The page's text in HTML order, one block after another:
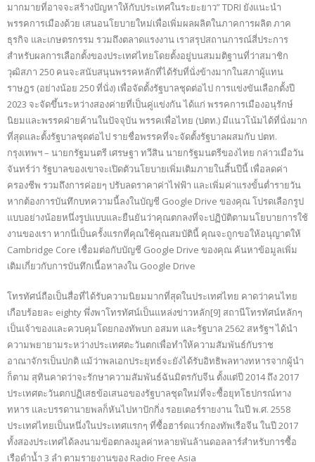
มากมายที่อาจจะสร้างปัญหาให้กับประเทศในระยะยาว” TDRI ยังแนะนำ
พรรคการเมืองด้วย เสนอนโยบายใหม่เพื่อเพิ่มผลผลิตในภาคการผลิต ภาค
ธุรกิจ และเกษตรกรรม รวมถึงตลาดแรงงาน เราสรุปสถานการณ์สี่ประการ
สำหรับผลการเลือกตั้งของประเทศไทยโดยตั้งอยู่บนสมมติฐานที่ว่าสมาชิก
วุฒิสภา 250 คนจะสนับสนุนพรรคหลักที่ได้รับที่นั่งข้างมากในสภาผู้แทน
ราษฎร (อย่างน้อย 250 ที่นั่ง) เพื่อจัดตั้งรัฐบาลชุดต่อไป การแข่งขันเลือกตั้งปี
2023 จะจัดขึ้นระหว่างสองค่ายที่เป็นคู่แข่งกัน ได้แก่ พรรคการเมืองอนุรักษ์
นิยมและพรรคฝ่ายค้านในปัจจุบัน พรรคเพื่อไทย (ปตท.) มีแนวโน้มได้ที่นั่งมาก
ที่สุดและตั้งรัฐบาลชุดต่อไป รายชื่อพรรคที่จะจัดตั้งรัฐบาลผสมกับ ปตท.
กรุงเทพฯ – นายกรัฐมนตรี เศรษฐา ทวีสิน นายกรัฐมนตรีของไทย กล่าวเมื่อวัน
จันทร์ว่า รัฐบาลของเขาจะเปิดตัวนโยบายเพิ่มเติมภายในสิ้นปีนี้ เพื่อลดค่า
ครองชีพ รวมถึงการค่อยๆ ปรับลดราคาค่าไฟฟ้า และเพิ่มค่าแรงขั้นต่ำรายวัน
หากต้องการบันทึกบทความนี้ลงในบัญชี Google Drive ของคุณ โปรดเลือกรูป
แบบอย่างน้อยหนึ่งรูปแบบและยืนยันว่าคุณตกลงที่จะปฏิบัติตามนโยบายการใช้
งานของเรา หากนี่เป็นครั้งแรกที่คุณใช้คุณสมบัตินี้ คุณจะถูกขอให้อนุญาตให้
Cambridge Core เชื่อมต่อกับบัญชี Google Drive ของคุณ ค้นหาข้อมูลเพิ่ม
เติมเกี่ยวกับการบันทึกเนื้อหาลงใน Google Drive
โทรทัศน์ถือเป็นสื่อที่ได้รับความนิยมมากที่สุดในประเทศไทย คาดว่าคนไทย
เกือบร้อยละ eighty พึ่งพาโทรทัศน์เป็นแหล่งข่าวหลัก[9] สถานีโทรทัศน์หลักๆ
เป็นเจ้าของและควบคุมโดยกองทัพบก อสมท และรัฐบาล 2562 สหรัฐฯ ได้นำ
ความพยายามระหว่างประเทศตะวันตกเพื่อทำให้ความสัมพันธ์กับราช
อาณาจักรเป็นปกติ แม้ว่าพลเอกประยุทธ์จะยังได้รับอิทธิพลทางทหารจากผู้นำ
ก็ตาม สุทินคาดว่าจะรักษาความสัมพันธ์ฉันมิตรกับจีน ตั้งแต่ปี 2014 ถึง 2017
ประเทศตะวันตกปฏิเสธข้อเสนอของรัฐบาลชุดใหม่ที่จะซื้อยุทโธปกรณ์ทาง
ทหาร และบรรดานายพลก็หันไปหาปักกิ่ง รอยเตอร์รายงาน ในปี พ.ศ. 2558
ประเทศไทยเป็นหนึ่งในประเทศแรกๆ ที่ซื้อฮาร์ดแวร์กองทัพเรือจีน ในปี 2017
ทั้งสองประเทศได้ลงนามข้อตกลงมูลค่าหลายพันล้านดอลลาร์สำหรับการซื้อ
เรือดำน้ำ 3 ลำ ตามรายงานของ Radio Free Asia